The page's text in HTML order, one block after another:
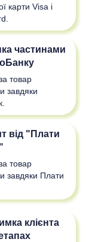
карти Visa і
частинами
товар
завдяки
від "Плати
товар
завдяки Плати
клієнта